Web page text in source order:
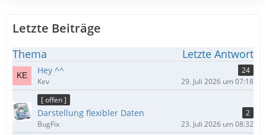
g
i
t
ä
g
e
e
e
t
r
ä
g
e
Letzte Beiträge
Thema Letzte Antwort
Hey ^^
24
Kev
29. Juli 2026 um 07:18
[ offen ]
Darstellung flexibler Daten
2
BugFix
23. Juli 2026 um 08:32